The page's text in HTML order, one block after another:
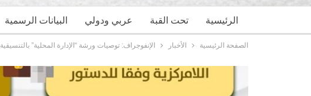
البيانات الرسمية عربي ودولي تحت القبة الرئيسية
الصفحة الرئيسية الأخبار الإنفوجراف: توصيات ورشة “الإدارة المحلية” بالتنسيقية